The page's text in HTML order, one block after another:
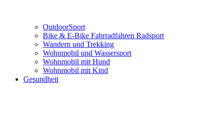
OutdoorSport
Bike & E-Bike Fahrradfahren Radsport
Wandern und Trekking
Wohnmobil und Wassersport
Wohnmobil mit Hund
Wohnmobil mit Kind
Gesundheit